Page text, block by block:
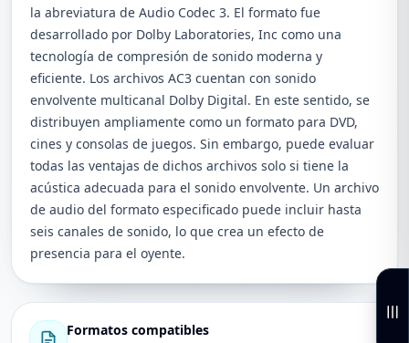
la abreviatura de Audio Codec 3. El formato fue
desarrollado por Dolby Laboratories, Inc como una
tecnología de compresión de sonido moderna y
eficiente. Los archivos AC3 cuentan con sonido
envolvente multicanal Dolby Digital. En este sentido, se
distribuyen ampliamente como un formato para DVD,
cines y consolas de juegos. Sin embargo, puede evaluar
todas las ventajas de dichos archivos solo si tiene la
acústica adecuada para el sonido envolvente. Un archivo
de audio del formato especificado puede incluir hasta
seis canales de sonido, lo que crea un efecto de
presencia para el oyente.
Formatos compatibles